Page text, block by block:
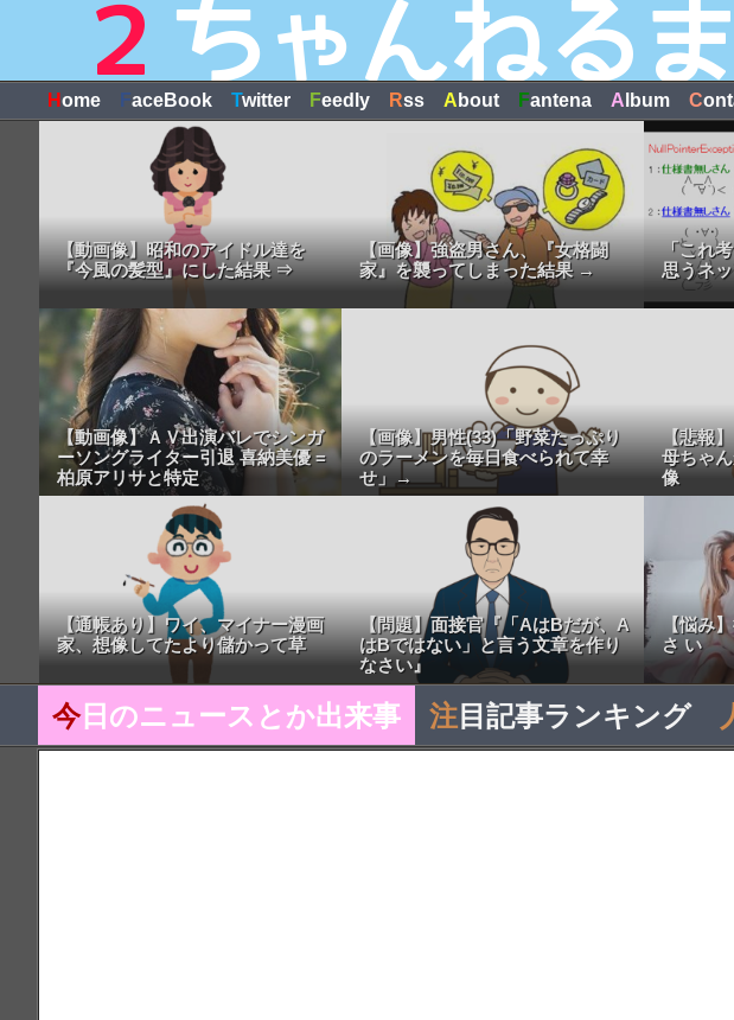
Home FaceBook Twitter Feedly Rss A bout Fantena A lbum C
【動画像】昭和のアイドル達を
『今風の髪型』にした結果 ⇒
【画像】強盗男さん、『女格闘
家』を襲ってしまった結果 →
「これ
思うネ
【動画像】ＡＶ出演バレでシンガ
ーソングライター引退 喜納美優 =
柏原アリサと特定
【画像】男性(33)「野菜たっぷり
のラーメンを毎日食べられて幸
せ」→
【悲報
母ちゃ
像
【通帳あり】ワイ、マイナー漫画
家、想像してたより儲かって草
【問題】面接官『「AはBだが、A
はBではない」と言う文章を作り
なさい』
【悩み
さ い
今日のニュースとか出来事 注 目記事ランキング